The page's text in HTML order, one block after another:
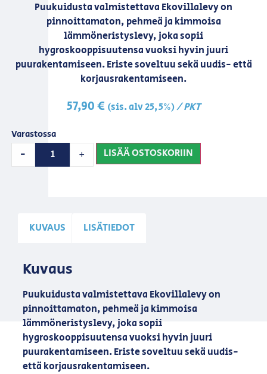
Puukuidusta valmistettava Ekovillalevy on
pinnoittamaton, pehmeä ja kimmoisa
lämmöneristyslevy, joka sopii
hygroskooppisuutensa vuoksi hyvin juuri
puurakentamiseen. Eriste soveltuu sekä uudis- että
korjausrakentamiseen.
57,90€ (sis. alv 25,5%)/ PKT
Varastossa
- + LISÄÄ OSTOSKORIIN
KUVAUS LISÄTIEDOT
Kuvaus
Puukuidusta valmistettava Ekovillalevy on
pinnoittamaton, pehmeä ja kimmoisa
lämmöneristyslevy, joka sopii
hygroskooppisuutensa vuoksi hyvin juuri
puurakentamiseen. Eriste soveltuu sekä uudis-
että korjausrakentamiseen.